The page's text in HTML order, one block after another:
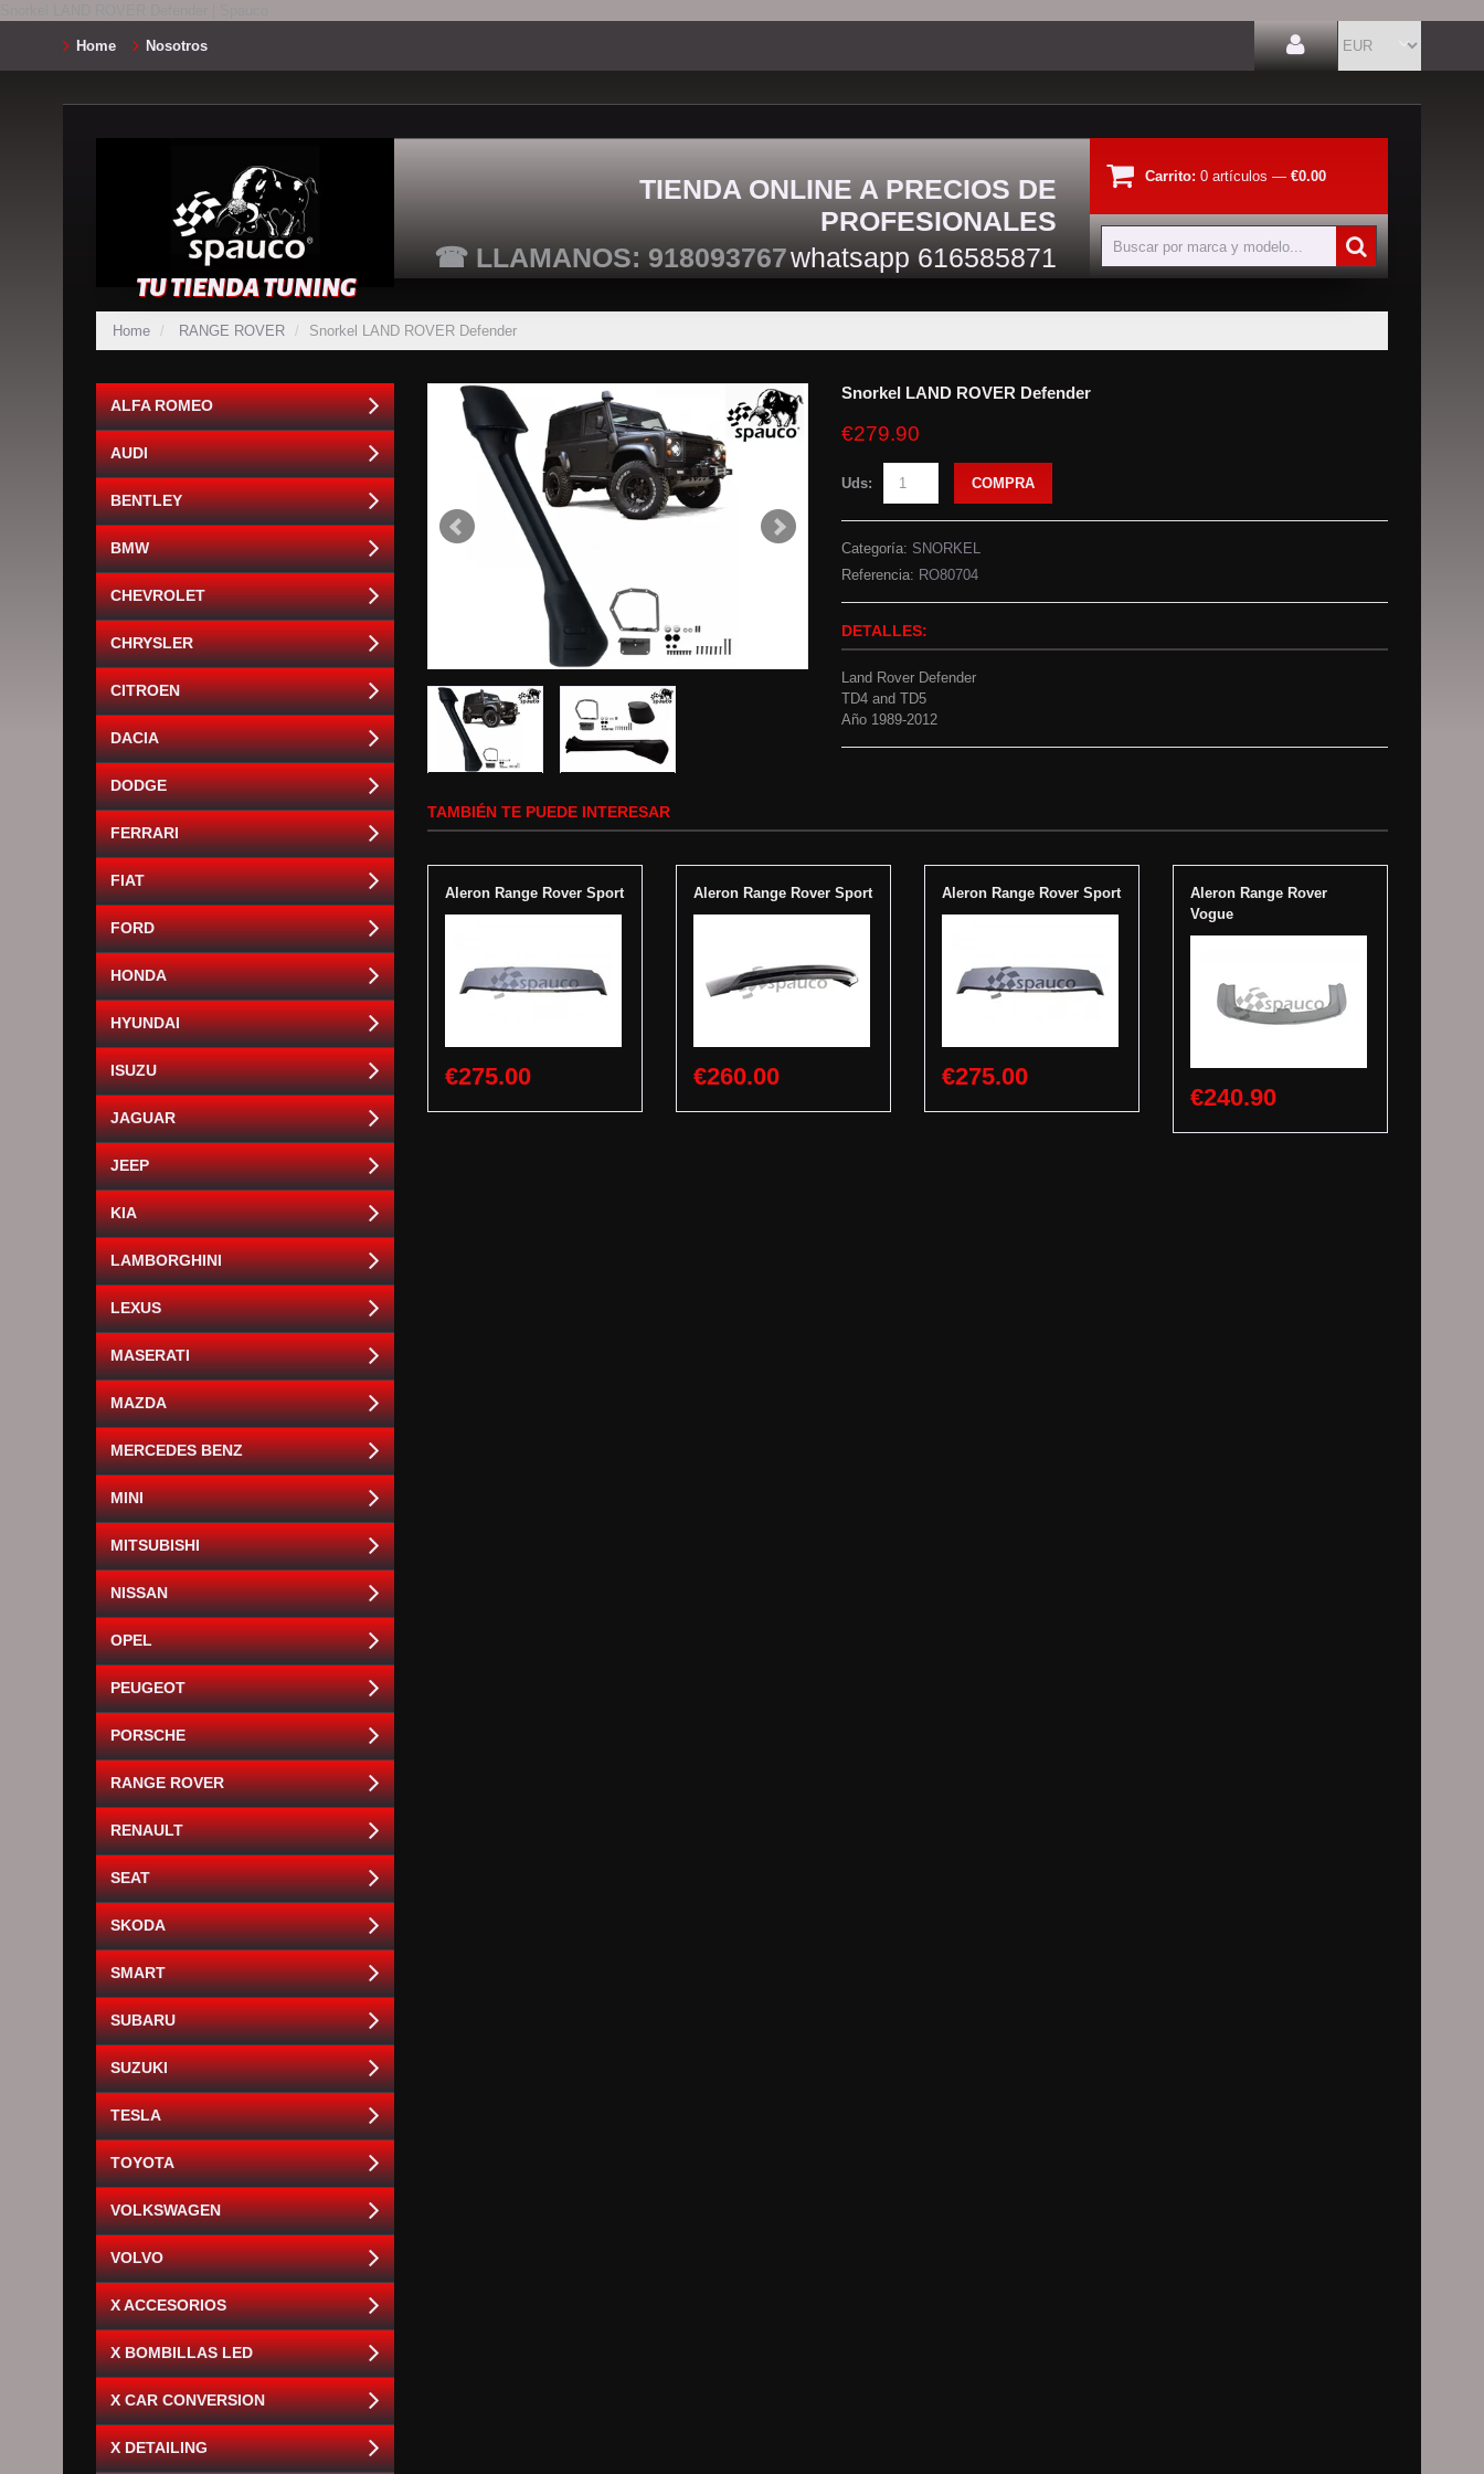
Home Nosotros
TU TIENDA TUNING
TIENDA ONLINE A PRECIOS DE
PROFESIONALES
☎ LLAMANOS: 918093767whatsapp 616585871
Carrito: 0 artículos — €0.00
Home RANGE ROVER Snorkel LAND ROVER Defender
Snorkel LAND ROVER Defender
€279.90
Uds: COMPRA
Categoría: SNORKEL
Referencia: RO80704
DETALLES:
Land Rover Defender
TD4 and TD5
Año 1989-2012
TAMBIÉN TE PUEDE INTERESAR
Aleron Range Rover Sport
€275.00
Aleron Range Rover Sport
€260.00
Aleron Range Rover Sport
€275.00
Aleron Range Rover
Vogue
€240.90
ALFA ROMEO
AUDI
BENTLEY
BMW
CHEVROLET
CHRYSLER
CITROEN
DACIA
DODGE
FERRARI
FIAT
FORD
HONDA
HYUNDAI
ISUZU
JAGUAR
JEEP
KIA
LAMBORGHINI
LEXUS
MASERATI
MAZDA
MERCEDES BENZ
MINI
MITSUBISHI
NISSAN
OPEL
PEUGEOT
PORSCHE
RANGE ROVER
RENAULT
SEAT
SKODA
SMART
SUBARU
SUZUKI
TESLA
TOYOTA
VOLKSWAGEN
VOLVO
X ACCESORIOS
X BOMBILLAS LED
X CAR CONVERSION
X DETAILING